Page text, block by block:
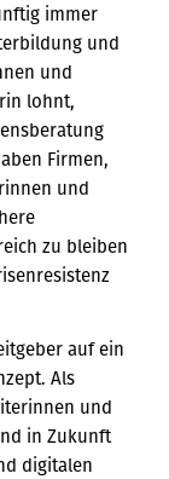
immer
und
und
lohnt,
Firmen,
und
zu bleiben
auf ein
Als
und
in Zukunft
digitalen